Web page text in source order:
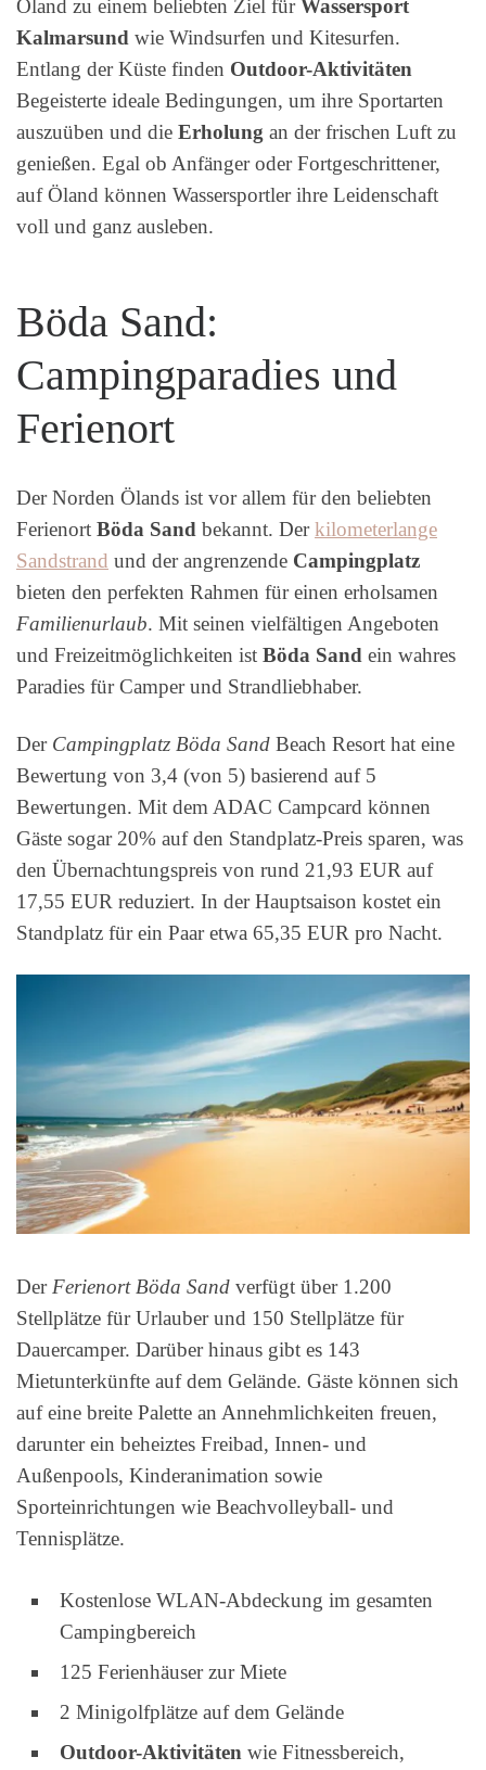
Öland zu einem beliebten Ziel für Wassersport
Kalmarsund wie Windsurfen und Kitesurfen.
Entlang der Küste finden Outdoor-Aktivitäten
Begeisterte ideale Bedingungen, um ihre Sportarten
auszuüben und die Erholung an der frischen Luft zu
genießen. Egal ob Anfänger oder Fortgeschrittener,
auf Öland können Wassersportler ihre Leidenschaft
voll und ganz ausleben.
Böda Sand:
Campingparadies und
Ferienort
Der Norden Ölands ist vor allem für den beliebten
Ferienort Böda Sand bekannt. Derkilometerlange
Sandstrand und der angrenzende Campingplatz
bieten den perfekten Rahmen für einen erholsamen
Familienurlaub. Mit seinen vielfältigen Angeboten
und Freizeitmöglichkeiten ist Böda Sand ein wahres
Paradies für Camper und Strandliebhaber.
Der Campingplatz Böda Sand Beach Resort hat eine
Bewertung von 3,4 (von 5) basierend auf 5
Bewertungen. Mit dem ADAC Campcard können
Gäste sogar 20% auf den Standplatz-Preis sparen, was
den Übernachtungspreis von rund 21,93 EUR auf
17,55 EUR reduziert. In der Hauptsaison kostet ein
Standplatz für ein Paar etwa 65,35 EUR pro Nacht.
Der Ferienort Böda Sand verfügt über 1.200
Stellplätze für Urlauber und 150 Stellplätze für
Dauercamper. Darüber hinaus gibt es 143
Mietunterkünfte auf dem Gelände. Gäste können sich
auf eine breite Palette an Annehmlichkeiten freuen,
darunter ein beheiztes Freibad, Innen- und
Außenpools, Kinderanimation sowie
Sporteinrichtungen wie Beachvolleyball- und
Tennisplätze.
Kostenlose WLAN-Abdeckung im gesamten
Campingbereich
125 Ferienhäuser zur Miete
2 Minigolfplätze auf dem Gelände
Outdoor-Aktivitäten wie Fitnessbereich,